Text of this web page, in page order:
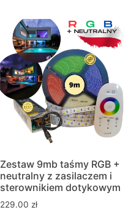
Zestaw 9mb taśmy RGB +
neutralny z zasilaczem i
sterownikiem dotykowym
229.00 zł